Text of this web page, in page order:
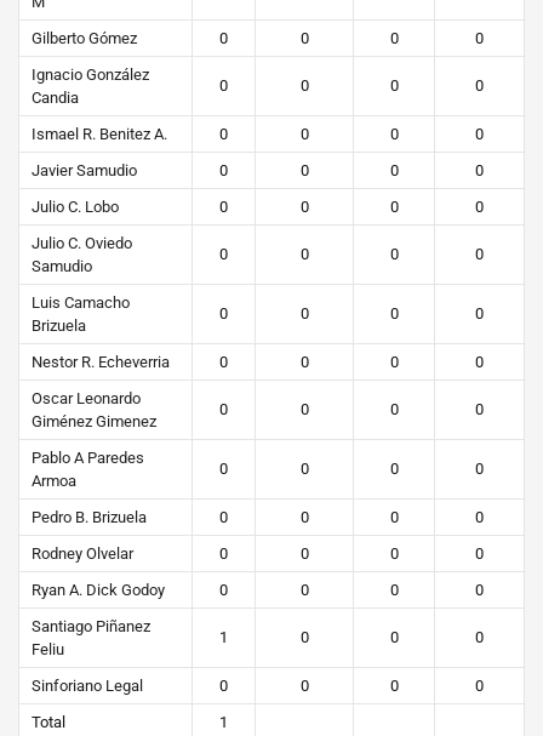
Gilberto Gómez 0 0 0
0
Ignacio González
Candia
0 0 0 0
Ismael R. Benitez A. 0 0 0
0
Javier Samudio
0 0 0
0
Julio C. Lobo
0 0 0
0
Julio C. Oviedo
Samudio
0 0 0 0
Luis Camacho
Brizuela
0 0 0 0
Nestor R. Echeverria 0 0 0
0
Oscar Leonardo
Giménez Gimenez
0 0 0 0
Pablo A Paredes
Armoa
0 0 0 0
Pedro B. Brizuela 0 0 0
0
Rodney Olvelar
0 0 0
0
Ryan A. Dick Godoy
0 0 0
0
Santiago Piñanez
Feliu
1 0 0 0
Sinforiano Legal 0 0 0
0
Total
1